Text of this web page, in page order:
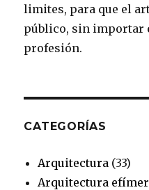
k
a
m
s
t
limites, para que el
público, sin importar
profesión.
CATEGORÍAS
Arquitectura (33)
Arquitectura